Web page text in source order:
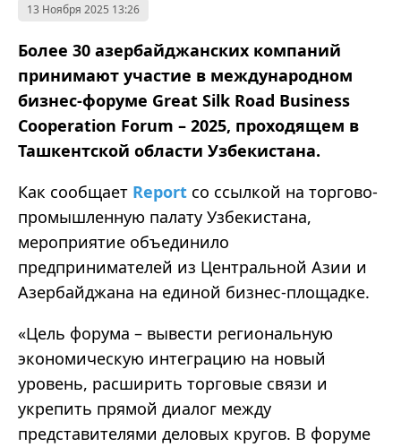
13 Ноября 2025 13:26
Более 30 азербайджанских компаний
принимают участие в международном
бизнес-форуме Great Silk Road Business
Cooperation Forum – 2025, проходящем в
Ташкентской области Узбекистана.
Как сообщает Report со ссылкой на торгово-
промышленную палату Узбекистана,
мероприятие объединило
предпринимателей из Центральной Азии и
Азербайджана на единой бизнес-площадке.
«Цель форума – вывести региональную
экономическую интеграцию на новый
уровень, расширить торговые связи и
укрепить прямой диалог между
представителями деловых кругов. В форуме